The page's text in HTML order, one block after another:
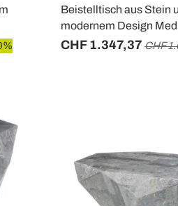
Beistelltisch aus Stein
modernem Design
CHF 1.347,37 CHF